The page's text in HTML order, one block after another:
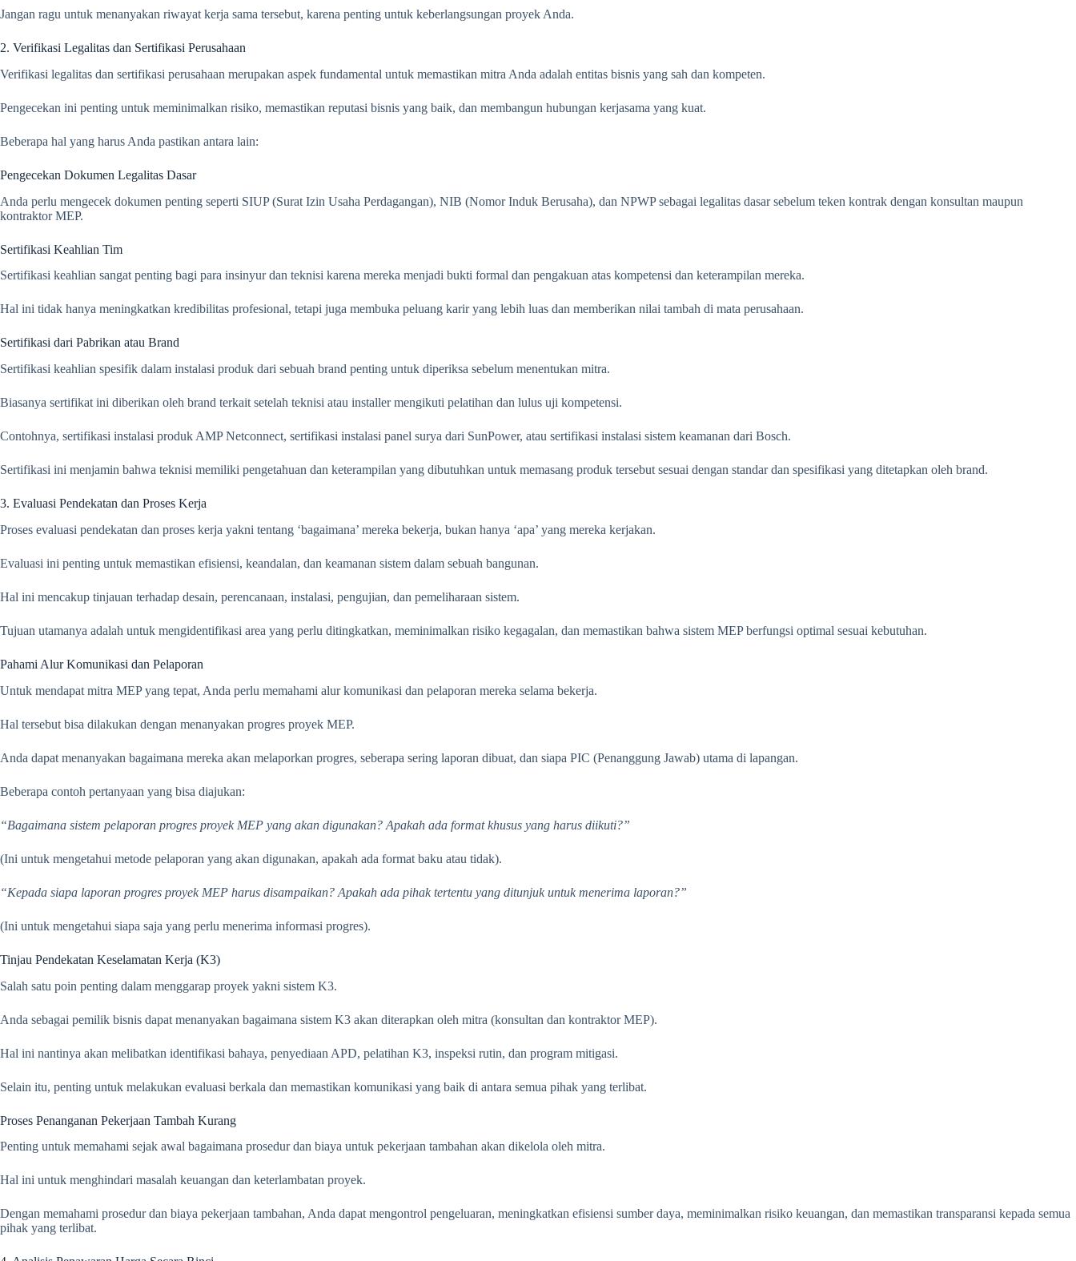
Jangan ragu untuk menanyakan riwayat kerja sama tersebut, karena penting untuk keberlangsungan proyek Anda.
2. Verifikasi Legalitas dan Sertifikasi Perusahaan
Verifikasi legalitas dan sertifikasi perusahaan merupakan aspek fundamental untuk memastikan mitra Anda adalah entitas bisnis yang sah dan kompeten.
Pengecekan ini penting untuk meminimalkan risiko, memastikan reputasi bisnis yang baik, dan membangun hubungan kerjasama yang kuat.
Beberapa hal yang harus Anda pastikan antara lain:
Pengecekan Dokumen Legalitas Dasar
Anda perlu mengecek dokumen penting seperti SIUP (Surat Izin Usaha Perdagangan), NIB (Nomor Induk Berusaha), dan NPWP sebagai legalitas dasar sebelum teken kontrak dengan konsultan maupun
kontraktor MEP.
Sertifikasi Keahlian Tim
Sertifikasi keahlian sangat penting bagi para insinyur dan teknisi karena mereka menjadi bukti formal dan pengakuan atas kompetensi dan keterampilan mereka.
Hal ini tidak hanya meningkatkan kredibilitas profesional, tetapi juga membuka peluang karir yang lebih luas dan memberikan nilai tambah di mata perusahaan.
Sertifikasi dari Pabrikan atau Brand
Sertifikasi keahlian spesifik dalam instalasi produk dari sebuah brand penting untuk diperiksa sebelum menentukan mitra.
Biasanya sertifikat ini diberikan oleh brand terkait setelah teknisi atau installer mengikuti pelatihan dan lulus uji kompetensi.
Contohnya, sertifikasi instalasi produk AMP Netconnect, sertifikasi instalasi panel surya dari SunPower, atau sertifikasi instalasi sistem keamanan dari Bosch.
Sertifikasi ini menjamin bahwa teknisi memiliki pengetahuan dan keterampilan yang dibutuhkan untuk memasang produk tersebut sesuai dengan standar dan spesifikasi yang ditetapkan oleh brand.
3. Evaluasi Pendekatan dan Proses Kerja
Proses evaluasi pendekatan dan proses kerja yakni tentang ‘bagaimana’ mereka bekerja, bukan hanya ‘apa’ yang mereka kerjakan.
Evaluasi ini penting untuk memastikan efisiensi, keandalan, dan keamanan sistem dalam sebuah bangunan.
Hal ini mencakup tinjauan terhadap desain, perencanaan, instalasi, pengujian, dan pemeliharaan sistem.
Tujuan utamanya adalah untuk mengidentifikasi area yang perlu ditingkatkan, meminimalkan risiko kegagalan, dan memastikan bahwa sistem MEP berfungsi optimal sesuai kebutuhan.
Pahami Alur Komunikasi dan Pelaporan
Untuk mendapat mitra MEP yang tepat, Anda perlu memahami alur komunikasi dan pelaporan mereka selama bekerja.
Hal tersebut bisa dilakukan dengan menanyakan progres proyek MEP.
Anda dapat menanyakan bagaimana mereka akan melaporkan progres, seberapa sering laporan dibuat, dan siapa PIC (Penanggung Jawab) utama di lapangan.
Beberapa contoh pertanyaan yang bisa diajukan:
“Bagaimana sistem pelaporan progres proyek MEP yang akan digunakan? Apakah ada format khusus yang harus diikuti?”
(Ini untuk mengetahui metode pelaporan yang akan digunakan, apakah ada format baku atau tidak).
“Kepada siapa laporan progres proyek MEP harus disampaikan? Apakah ada pihak tertentu yang ditunjuk untuk menerima laporan?”
(Ini untuk mengetahui siapa saja yang perlu menerima informasi progres).
Tinjau Pendekatan Keselamatan Kerja (K3)
Salah satu poin penting dalam menggarap proyek yakni sistem K3.
Anda sebagai pemilik bisnis dapat menanyakan bagaimana sistem K3 akan diterapkan oleh mitra (konsultan dan kontraktor MEP).
Hal ini nantinya akan melibatkan identifikasi bahaya, penyediaan APD, pelatihan K3, inspeksi rutin, dan program mitigasi.
Selain itu, penting untuk melakukan evaluasi berkala dan memastikan komunikasi yang baik di antara semua pihak yang terlibat.
Proses Penanganan Pekerjaan Tambah Kurang
Penting untuk memahami sejak awal bagaimana prosedur dan biaya untuk pekerjaan tambahan akan dikelola oleh mitra.
Hal ini untuk menghindari masalah keuangan dan keterlambatan proyek.
Dengan memahami prosedur dan biaya pekerjaan tambahan, Anda dapat mengontrol pengeluaran, meningkatkan efisiensi sumber daya, meminimalkan risiko keuangan, dan memastikan transparansi kepada semua
pihak yang terlibat.